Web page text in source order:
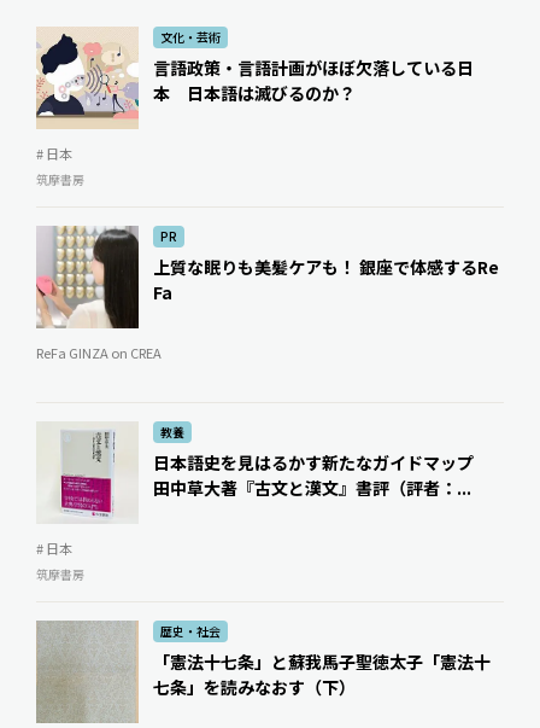
文化・芸術
言語政策・言語計画がほぼ欠落している日
本 日本語は滅びるのか？
# 日本
筑摩書房
PR
上質な眠りも美髪ケアも！ 銀座で体感するRe
Fa
ReFa GINZA on CREA
教養
日本語史を見はるかす新たなガイドマップ ――
田中草大著『古文と漢文』書評（評者：...
# 日本
筑摩書房
歴史・社会
「憲法十七条」と蘇我馬子――聖徳太子「憲法十
七条」を読みなおす（下）